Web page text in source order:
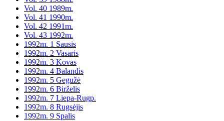
Vol. 40 1989m.
Vol. 41 1990m.
Vol. 42 1991m.
Vol. 43 1992m.
1992m. 1 Sausis
1992m. 2 Vasaris
1992m. 3 Kovas
1992m. 4 Balandis
1992m. 5 Gegužė
1992m. 6 Birželis
1992m. 7 Liepa-Rugp.
1992m. 8 Rugsėjis
1992m. 9 Spalis